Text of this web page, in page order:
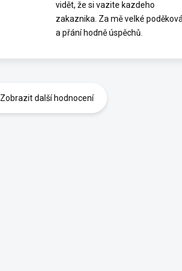
vidět, že si vazite kazdeho
zakaznika. Za mě velké
a přání hodně úspěchů.
Zobrazit další hodnocení